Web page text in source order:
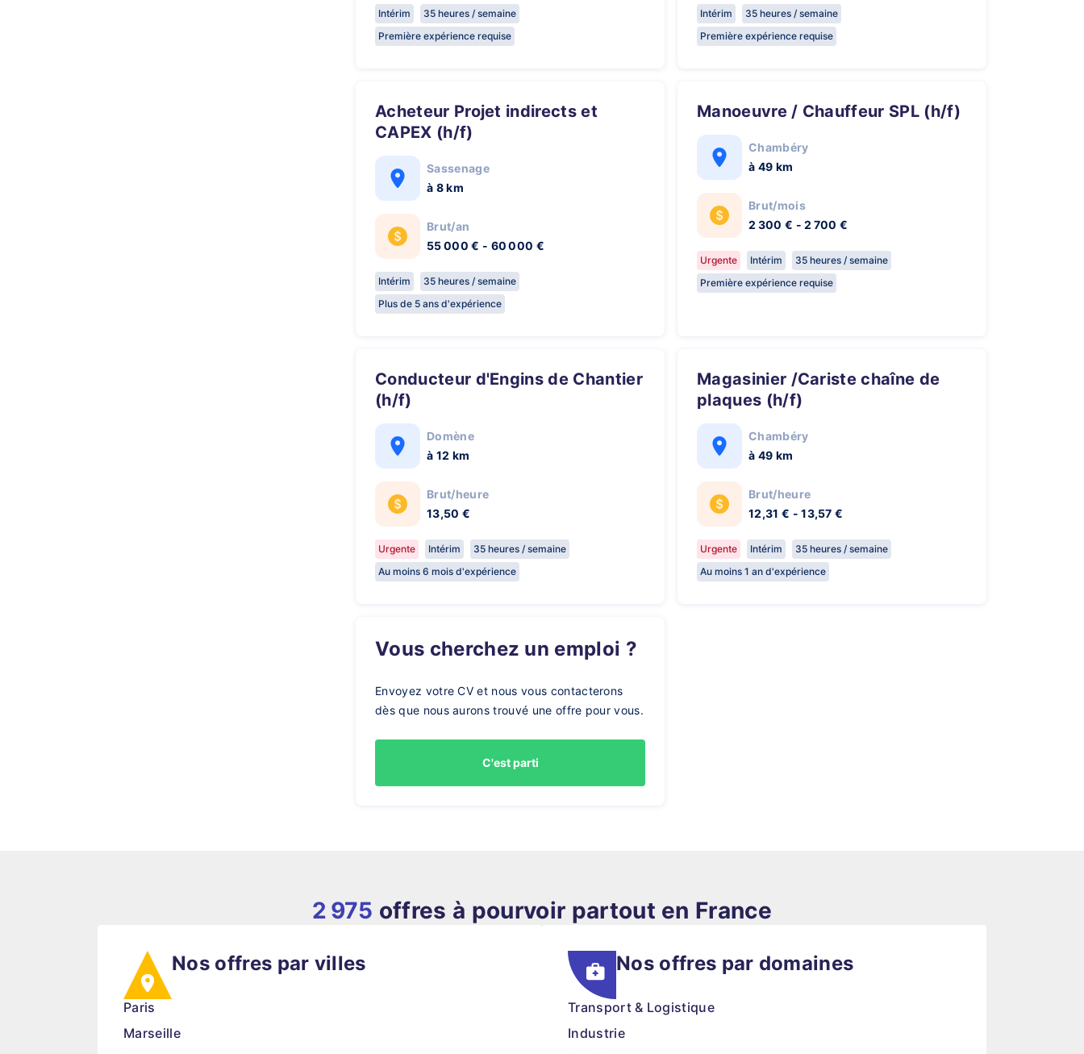
Intérim
35 heures / semaine
Première expérience requise
Intérim
35 heures / semaine
Première expérience requise
Acheteur Projet indirects et
CAPEX (h/f)
Sassenage
à 8 km
Brut/an
55 000 € - 60 000 €
Intérim
35 heures / semaine
Plus de 5 ans d'expérience
Manoeuvre / Chauffeur SPL (h/f)
Chambéry
à 49 km
Brut/mois
2 300 € - 2 700 €
Urgente Intérim
35 heures / semaine
Première expérience requise
Conducteur d'Engins de Chantier
(h/f)
Domène
à 12 km
Brut/heure
13,50 €
Urgente Intérim
35 heures / semaine
Au moins 6 mois d'expérience
Magasinier /Cariste chaîne de
plaques (h/f)
Chambéry
à 49 km
Brut/heure
12,31 € - 13,57 €
Urgente Intérim
35 heures / semaine
Au moins 1 an d'expérience
Vous cherchez un emploi ?
Envoyez votre CV et nous vous contacterons
dès que nous aurons trouvé une offre pour vous.
C'est parti
2 975 offres à pourvoir partout en France
Nos offres par villes
Paris
Marseille
Nos offres par domaines
Transport & Logistique
Industrie